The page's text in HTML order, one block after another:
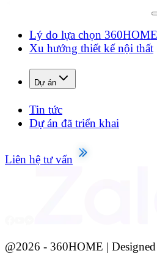
Lý do lựa chọn 360HOME
Xu hướng thiết kế nội thất
Dự án
Tin tức
Dự án đã triển khai
Liên hệ tư vấn
@2026 - 360HOME |